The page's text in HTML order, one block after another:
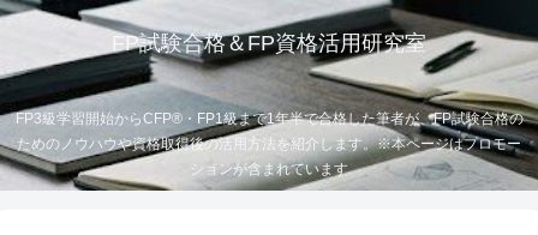
FP試験合格＆FP資格活用研究室
FP3級学習開始からCFP®・FP1級まで1年半で合格した筆者が、FP試験合格の
ためのノウハウや資格取得後の活用方法を紹介します。※本ページはプロモー
ションが含まれています